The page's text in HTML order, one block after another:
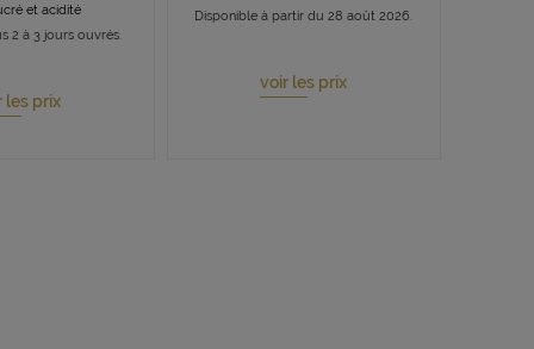
et acidité
2 à 3 jours ouvrés.
les prix
Disponible à partir du 28 août 2026.
voir les prix